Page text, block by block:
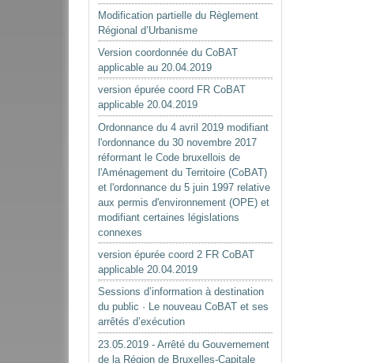
Modification partielle du Règlement
Régional d’Urbanisme
Version coordonnée du CoBAT
applicable au 20.04.2019
version épurée coord FR CoBAT
applicable 20.04.2019
Ordonnance du 4 avril 2019 modifiant
l'ordonnance du 30 novembre 2017
réformant le Code bruxellois de
l'Aménagement du Territoire (CoBAT)
et l'ordonnance du 5 juin 1997 relative
aux permis d'environnement (OPE) et
modifiant certaines législations
connexes
version épurée coord 2 FR CoBAT
applicable 20.04.2019
Sessions d’information à destination
du public · Le nouveau CoBAT et ses
arrêtés d’exécution
23.05.2019 - Arrêté du Gouvernement
de la Région de Bruxelles-Capitale